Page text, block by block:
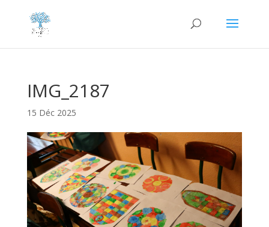
IMG_2187
15 Déc 2025